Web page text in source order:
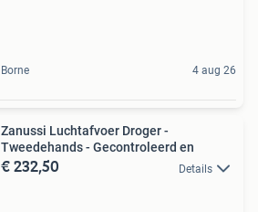
Borne 4 aug 26
Zanussi Luchtafvoer Droger -
Tweedehands - Gecontroleerd en
€ 232,50 Details